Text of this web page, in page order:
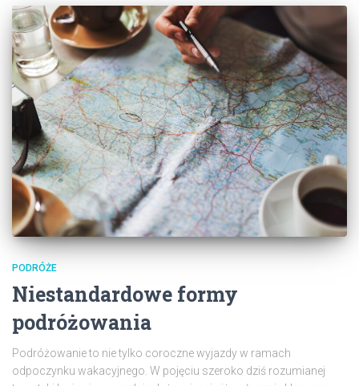
PODRÓŻE
Niestandardowe formy
podróżowania
Podróżowanie to nie tylko coroczne wyjazdy w ramach
odpoczynku wakacyjnego. W pojęciu szeroko dziś rozumianej